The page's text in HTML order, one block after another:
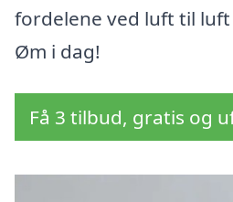
fordelene ved luft til
Øm i dag!
Få 3 tilbud, gratis og